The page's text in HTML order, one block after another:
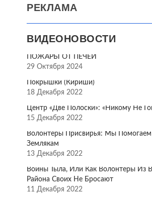
РЕКЛАМА
ВИДЕОНОВОСТИ
ПОЖАРЫ ОТ ПЕЧЕЙ
29 Октября 2024
Покрышки (Кириши)
18 Декабря 2022
Центр «Две Полоски»: «Никому Не
15 Декабря 2022
Волонтёры Присвирья: Мы
Землякам
13 Декабря 2022
Воины Тыла, Или Как Волонтёры Из
Района Своих Не Бросают
11 Декабря 2022